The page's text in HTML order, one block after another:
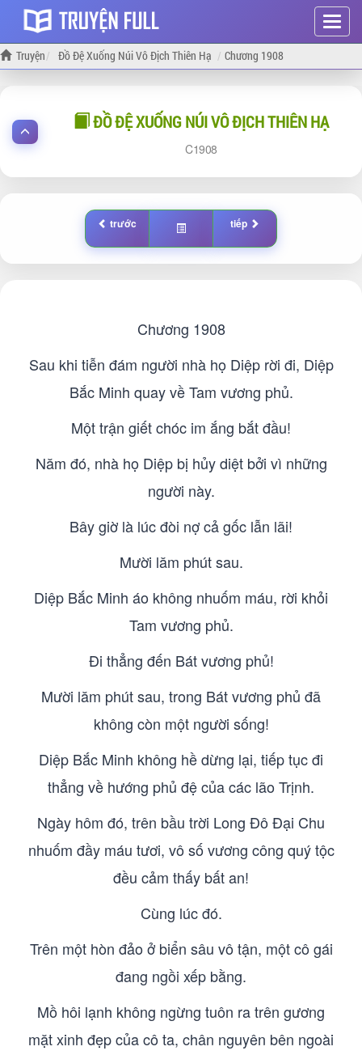
Hiện
menu
Truyện Đồ Đệ Xuống Núi Vô Địch Thiên Hạ Chương 1908
ĐỒ ĐỆ XUỐNG NÚI VÔ ĐỊCH THIÊN HẠ
1908
trước tiếp
Chương 1908
Sau khi tiễn đám người nhà họ Diệp rời đi, Diệp
Bắc Minh quay về Tam vương phủ.
Một trận giết chóc im ắng bắt đầu!
Năm đó, nhà họ Diệp bị hủy diệt bởi vì những
người này.
Bây giờ là lúc đòi nợ cả gốc lẫn lãi!
Mười lăm phút sau.
Diệp Bắc Minh áo không nhuốm máu, rời khỏi
Tam vương phủ.
Đi thẳng đến Bát vương phủ!
Mười lăm phút sau, trong Bát vương phủ đã
không còn một người sống!
Diệp Bắc Minh không hề dừng lại, tiếp tục đi
thẳng về hướng phủ đệ của các lão Trịnh.
Ngày hôm đó, trên bầu trời Long Đô Đại Chu
nhuốm đầy máu tươi, vô số vương công quý tộc
đều cảm thấy bất an!
Cùng lúc đó.
Trên một hòn đảo ở biển sâu vô tận, một cô gái
đang ngồi xếp bằng.
Mồ hôi lạnh không ngừng tuôn ra trên gương
mặt xinh đẹp của cô ta, chân nguyên bên ngoài